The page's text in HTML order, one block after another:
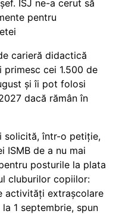
ISJ ne-a cerut să
pentru
carieră didactică
cei 1.500 de
și îi pot folosi
dacă rămân în
solicită, într-o petiție,
ISMB de a nu mai
posturile la plata
cluburilor copiilor:
activități extrașcolare
1 septembrie, spun